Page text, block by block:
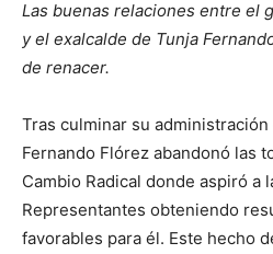
Las buenas relaciones entre el
y el exalcalde de Tunja
de renacer.
Tras culminar su
Fernando Flórez abandonó las
Cambio Radical donde aspiró a
Representantes obteniendo
favorables para él. Este hecho